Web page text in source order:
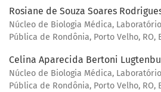
Rosiane de Souza Soares
Núcleo de Biologia Médica,
Pública de Rondônia, Porto Velho, RO,
Celina Aparecida Bertoni
Núcleo de Biologia Médica,
Pública de Rondônia, Porto Velho, RO,